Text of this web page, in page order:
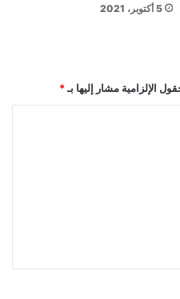
5 أكتوبر، 2021
الإلزامية مشار إليها بـ *